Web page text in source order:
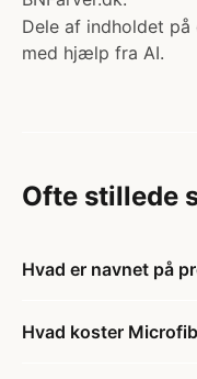
Dele af indholdet
med hjælp fra AI.
Ofte stillede
Hvad er navnet på
Hvad koster